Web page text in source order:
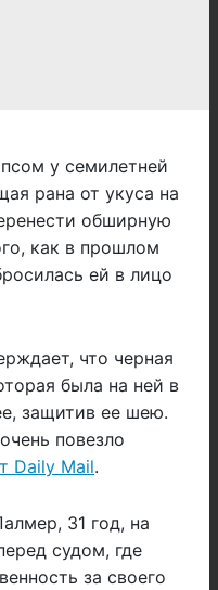
у семилетней
рана от укуса на
обширную
как в прошлом
ей в лицо
что черная
была на ней в
защитив ее шею.
повезло
Daily Mail.
31 год, на
судом, где
за своего